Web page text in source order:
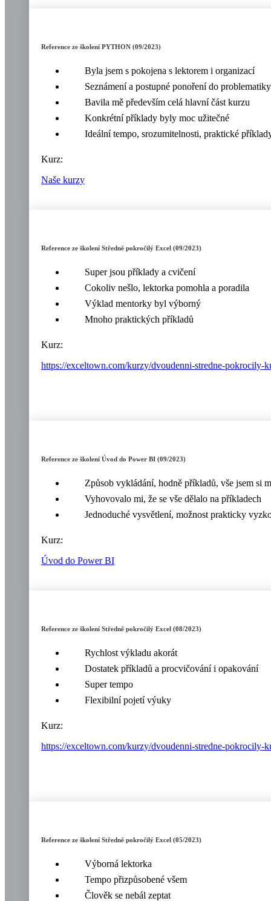
Reference ze školení PYTHON (09/2023)
Byla jsem s pokojena s lektorem i organizací
Seznámení a postupné ponoření do
Bavila mě především celá hlavní část kurzu
Konkrétní příklady byly moc užitečné
Ideální tempo, srozumitelnosti, praktické
Kurz:
Naše kurzy
Reference ze školení Středně pokročilý Excel (09/2023)
Super jsou příklady a cvičení
Cokoliv nešlo, lektorka pomohla a poradila
Výklad mentorky byl výborný
Mnoho praktických příkladů
Kurz:
https://exceltown.com/kurzy/dvoudenni-stredne-pokrocily-
Reference ze školení Úvod do Power BI (09/2023)
Způsob vykládání, hodně příkladů, vše jsem si
Vyhovovalo mi, že se vše dělalo na příkladech
Jednoduché vysvětlení, možnost prakticky
Kurz:
Úvod do Power BI
Reference ze školení Středně pokročilý Excel (08/2023)
Rychlost výkladu akorát
Dostatek příkladů a procvičování i opakování
Super tempo
Flexibilní pojetí výuky
Kurz:
https://exceltown.com/kurzy/dvoudenni-stredne-pokrocily-
Reference ze školení Středně pokročilý Excel (05/2023)
Výborná lektorka
Tempo přizpůsobené všem
Člověk se nebál zeptat